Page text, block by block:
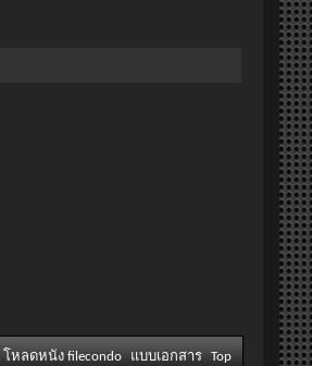
โหลดหนัง filecondo แบบเอกสาร Top